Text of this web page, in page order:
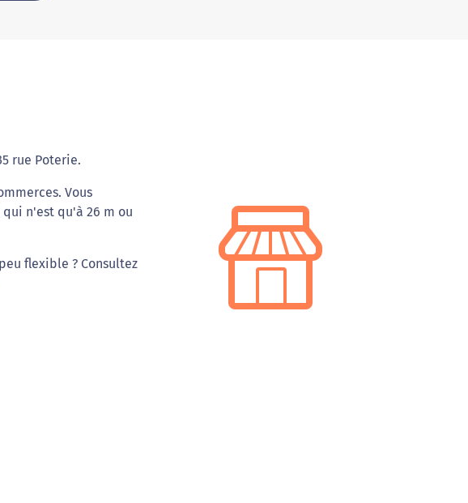
rue Poterie.
Vous
n'est qu'à 26 m ou
flexible ? Consultez